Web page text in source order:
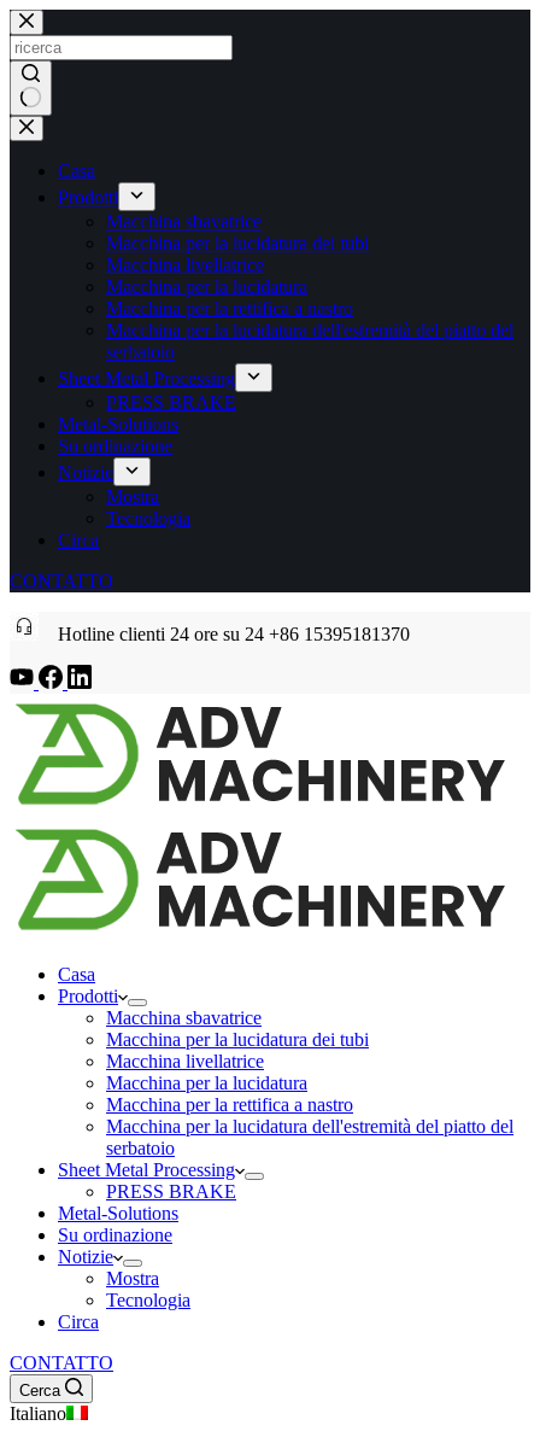
Salta
al
contenuto
Nessun
risultato
Casa
Prodotti
Macchina sbavatrice
Macchina per la lucidatura dei tubi
Macchina livellatrice
Macchina per la lucidatura
Macchina per la rettifica a nastro
Macchina per la lucidatura dell'estremità del piatto del
serbatoio
Sheet Metal Processing
PRESS BRAKE
Metal-Solutions
Su ordinazione
Notizie
Mostra
Tecnologia
Circa
CONTATTO
Hotline clienti 24 ore su 24 +86 15395181370
Casa
Prodotti
Macchina sbavatrice
Macchina per la lucidatura dei tubi
Macchina livellatrice
Macchina per la lucidatura
Macchina per la rettifica a nastro
Macchina per la lucidatura dell'estremità del piatto del
serbatoio
Sheet Metal Processing
PRESS BRAKE
Metal-Solutions
Su ordinazione
Notizie
Mostra
Tecnologia
Circa
CONTATTO
Cerca
Italiano